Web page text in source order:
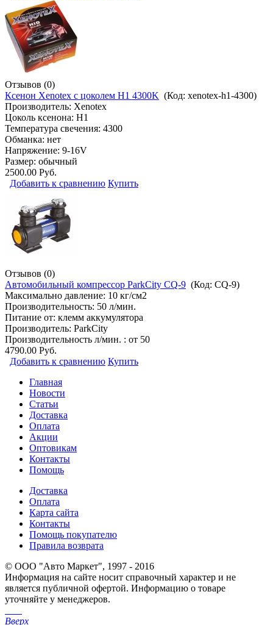
Отзывов (0)
Ксенон Xenotex с цоколем H1 4300K (Код: xenotex-h1-4300)
Производитель: Xenotex
Цоколь ксенона: H1
Температура свечения: 4300
Обманка: нет
Напряжение: 9-16V
Размер: обычный
2500.00 Руб.
Добавить к сравнению Купить
Отзывов (0)
Автомобильный компрессор ParkCity CQ-9 (Код: CQ-9)
Максимально давление: 10 кг/см2
Производительность: 50 л/мин.
Питание от: клемм аккумулятора
Производитель: ParkCity
Производительность л/мин. : от 50
4790.00 Руб.
Добавить к сравнению Купить
Главная
Новости
Статьи
Доставка
Оплата
Акции
Оптовикам
Контакты
Помощь
Доставка
Оплата
Карта сайта
Контакты
Помощь покупателю
Правила возврата
© ООО "Авто Маркет", 1997 - 2016
Информация на сайте носит справочный характер и не
является публичной офертой. Информацию о товаре
уточняйте у менеджеров.
Вверх